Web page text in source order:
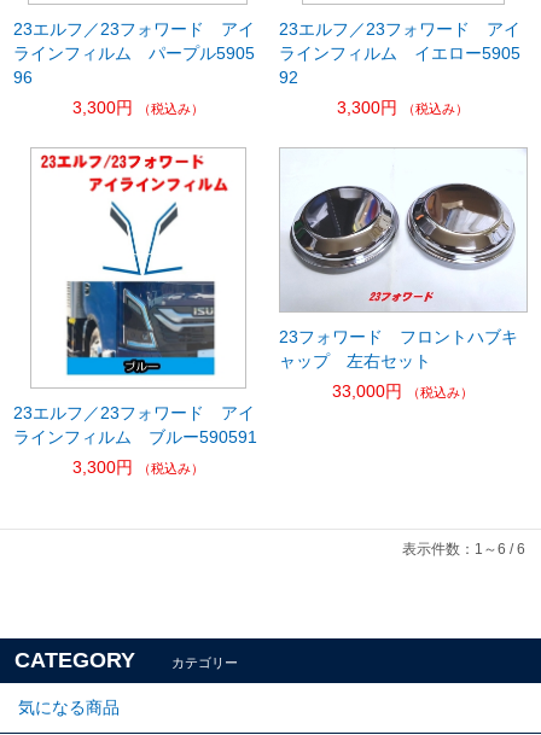
23エルフ／23フォワード アイ
ラインフィルム パープル5905
96
3,300円
（税込み）
23エルフ／23フォワード アイ
ラインフィルム イエロー5905
92
3,300円
（税込み）
23エルフ／23フォワード アイ
ラインフィルム ブルー590591
3,300円
（税込み）
23フォワード フロントハブキ
ャップ 左右セット
33,000円
（税込み）
表示件数：1～6 / 6
CATEGORY カテゴリー
気になる商品